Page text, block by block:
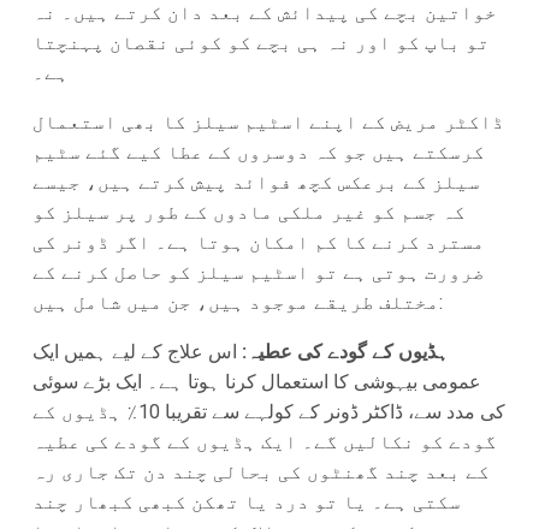
خواتین بچے کی پیدائش کے بعد دان کرتے ہیں۔ نہ
تو باپ کو اور نہ ہی بچے کو کوئی نقصان پہنچتا
ہے۔
ڈاکٹر مریض کے اپنے اسٹیم سیلز کا بھی استعمال
کرسکتے ہیں جو کہ دوسروں کے عطا کیے گئے سٹیم
سیلز کے برعکس کچھ فوائد پیش کرتے ہیں، جیسے
کہ جسم کو غیر ملکی مادوں کے طور پر سیلز کو
مسترد کرنے کا کم امکان ہوتا ہے۔ اگر ڈونر کی
ضرورت ہوتی ہے تو اسٹیم سیلز کو حاصل کرنے کے
مختلف طریقے موجود ہیں، جن میں شامل ہیں:
ہڈیوں کے گودے کی عطیہ: اس علاج کے لیے ہمیں ایک
عمومی بیہوشی کا استعمال کرنا ہوتا ہے۔ ایک بڑے سوئی
کی مدد سے، ڈاکٹر ڈونر کے کولہے سے تقریبا 10٪ ہڈیوں کے
گودے کو نکالیں گے۔ ایک ہڈیوں کے گودے کی عطیہ
کے بعد چند گھنٹوں کی بحالی چند دن تک جاری رہ
سکتی ہے۔ یا تو درد یا تھکن کبھی کبھار چند